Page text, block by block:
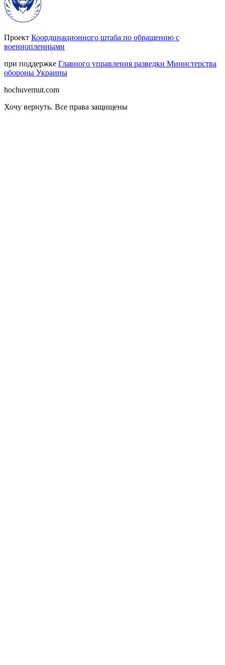
Проект Координационного штаба по обращению с
военнопленными
при поддержке Главного управления разведки Министерства
обороны Украины
hochuvernut.com
Хочу вернуть. Все права защищены